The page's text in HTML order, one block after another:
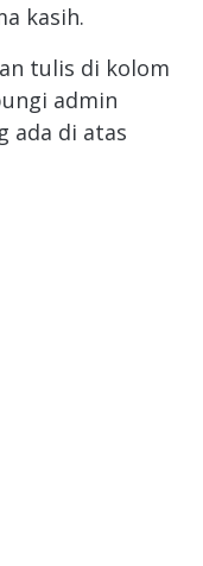
kasih.
tulis di kolom
admin
ada di atas